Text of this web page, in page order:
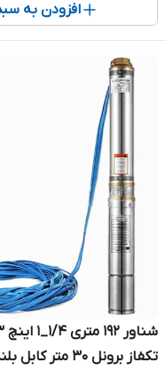
افزودن به
تکفاز برونل ۳۰ متر کابل